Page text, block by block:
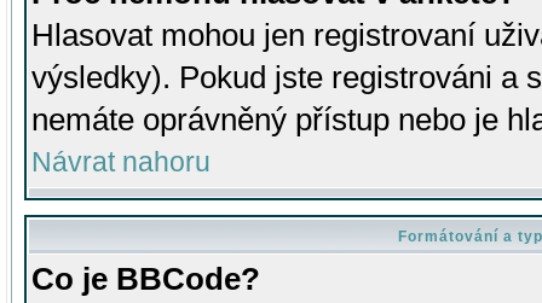
Hlasovat mohou jen registrovaní
výsledky). Pokud jste registrováni a
nemáte oprávněný přístup nebo je
Návrat nahoru
Formátování a
Co je BBCode?